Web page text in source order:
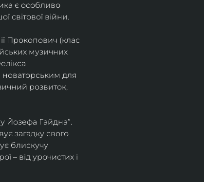
є особливо
світової війни.
Прокопович (клас
музичних
новаторським для
розвиток,
Йозефа Гайдна”.
загадку свого
блискучу
– від урочистих і